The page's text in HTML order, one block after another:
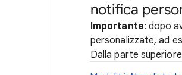
notifica
Importante: dopo
personalizzate, ad
Dalla parte